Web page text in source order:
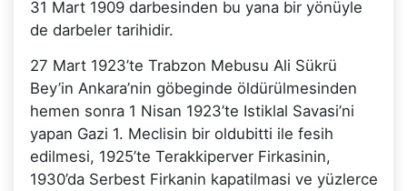
31 Mart 1909 darbesinden bu yana bir yönüyle
de darbeler tarihidir.
27 Mart 1923’te Trabzon Mebusu Ali Sükrü
Bey’in Ankara’nin göbeginde öldürülmesinden
hemen sonra 1 Nisan 1923’te Istiklal Savasi’ni
yapan Gazi 1. Meclisin bir oldubitti ile fesih
edilmesi, 1925’te Terakkiperver Firkasinin,
1930’da Serbest Firkanin kapatilmasi ve yüzlerce